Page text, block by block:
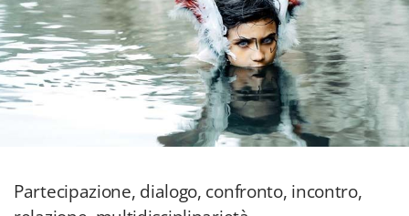
Partecipazione, dialogo, confronto, incontro,